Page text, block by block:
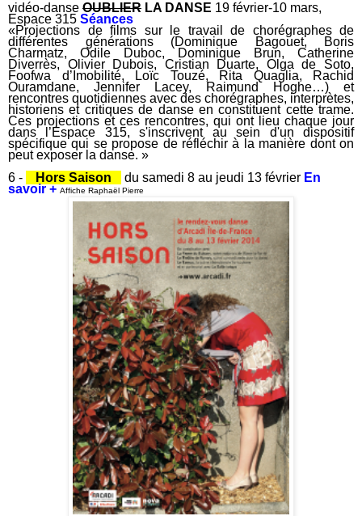
vidéo-danse OUBLIER LA DANSE 19 février-10 mars,
Espace 315 Séances
«Projections de films sur le travail de chorégraphes de
différentes générations (Dominique Bagouet, Boris
Charmatz, Odile Duboc, Dominique Brun, Catherine
Diverrès, Olivier Dubois, Cristian Duarte, Olga de Soto,
Foofwa d’Imobilité, Loïc Touzé, Rita Quaglia, Rachid
Ouramdane, Jennifer Lacey, Raimund Hoghe…) et
rencontres quotidiennes avec des chorégraphes, interprètes,
historiens et critiques de danse en constituent cette trame.
Ces projections et ces rencontres, qui ont lieu chaque jour
dans l’Espace 315, s'inscrivent au sein d'un dispositif
spécifique qui se propose de réfléchir à la manière dont on
peut exposer la danse. »
6 -
Hors Saison du samedi 8 au jeudi 13 février En
savoir + Affiche Raphaël Pierre